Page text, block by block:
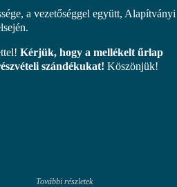
a vezetőséggel együtt,
Kérjük, hogy a mellékelt űrlap
szándékukat! Köszönjük!
További részletek